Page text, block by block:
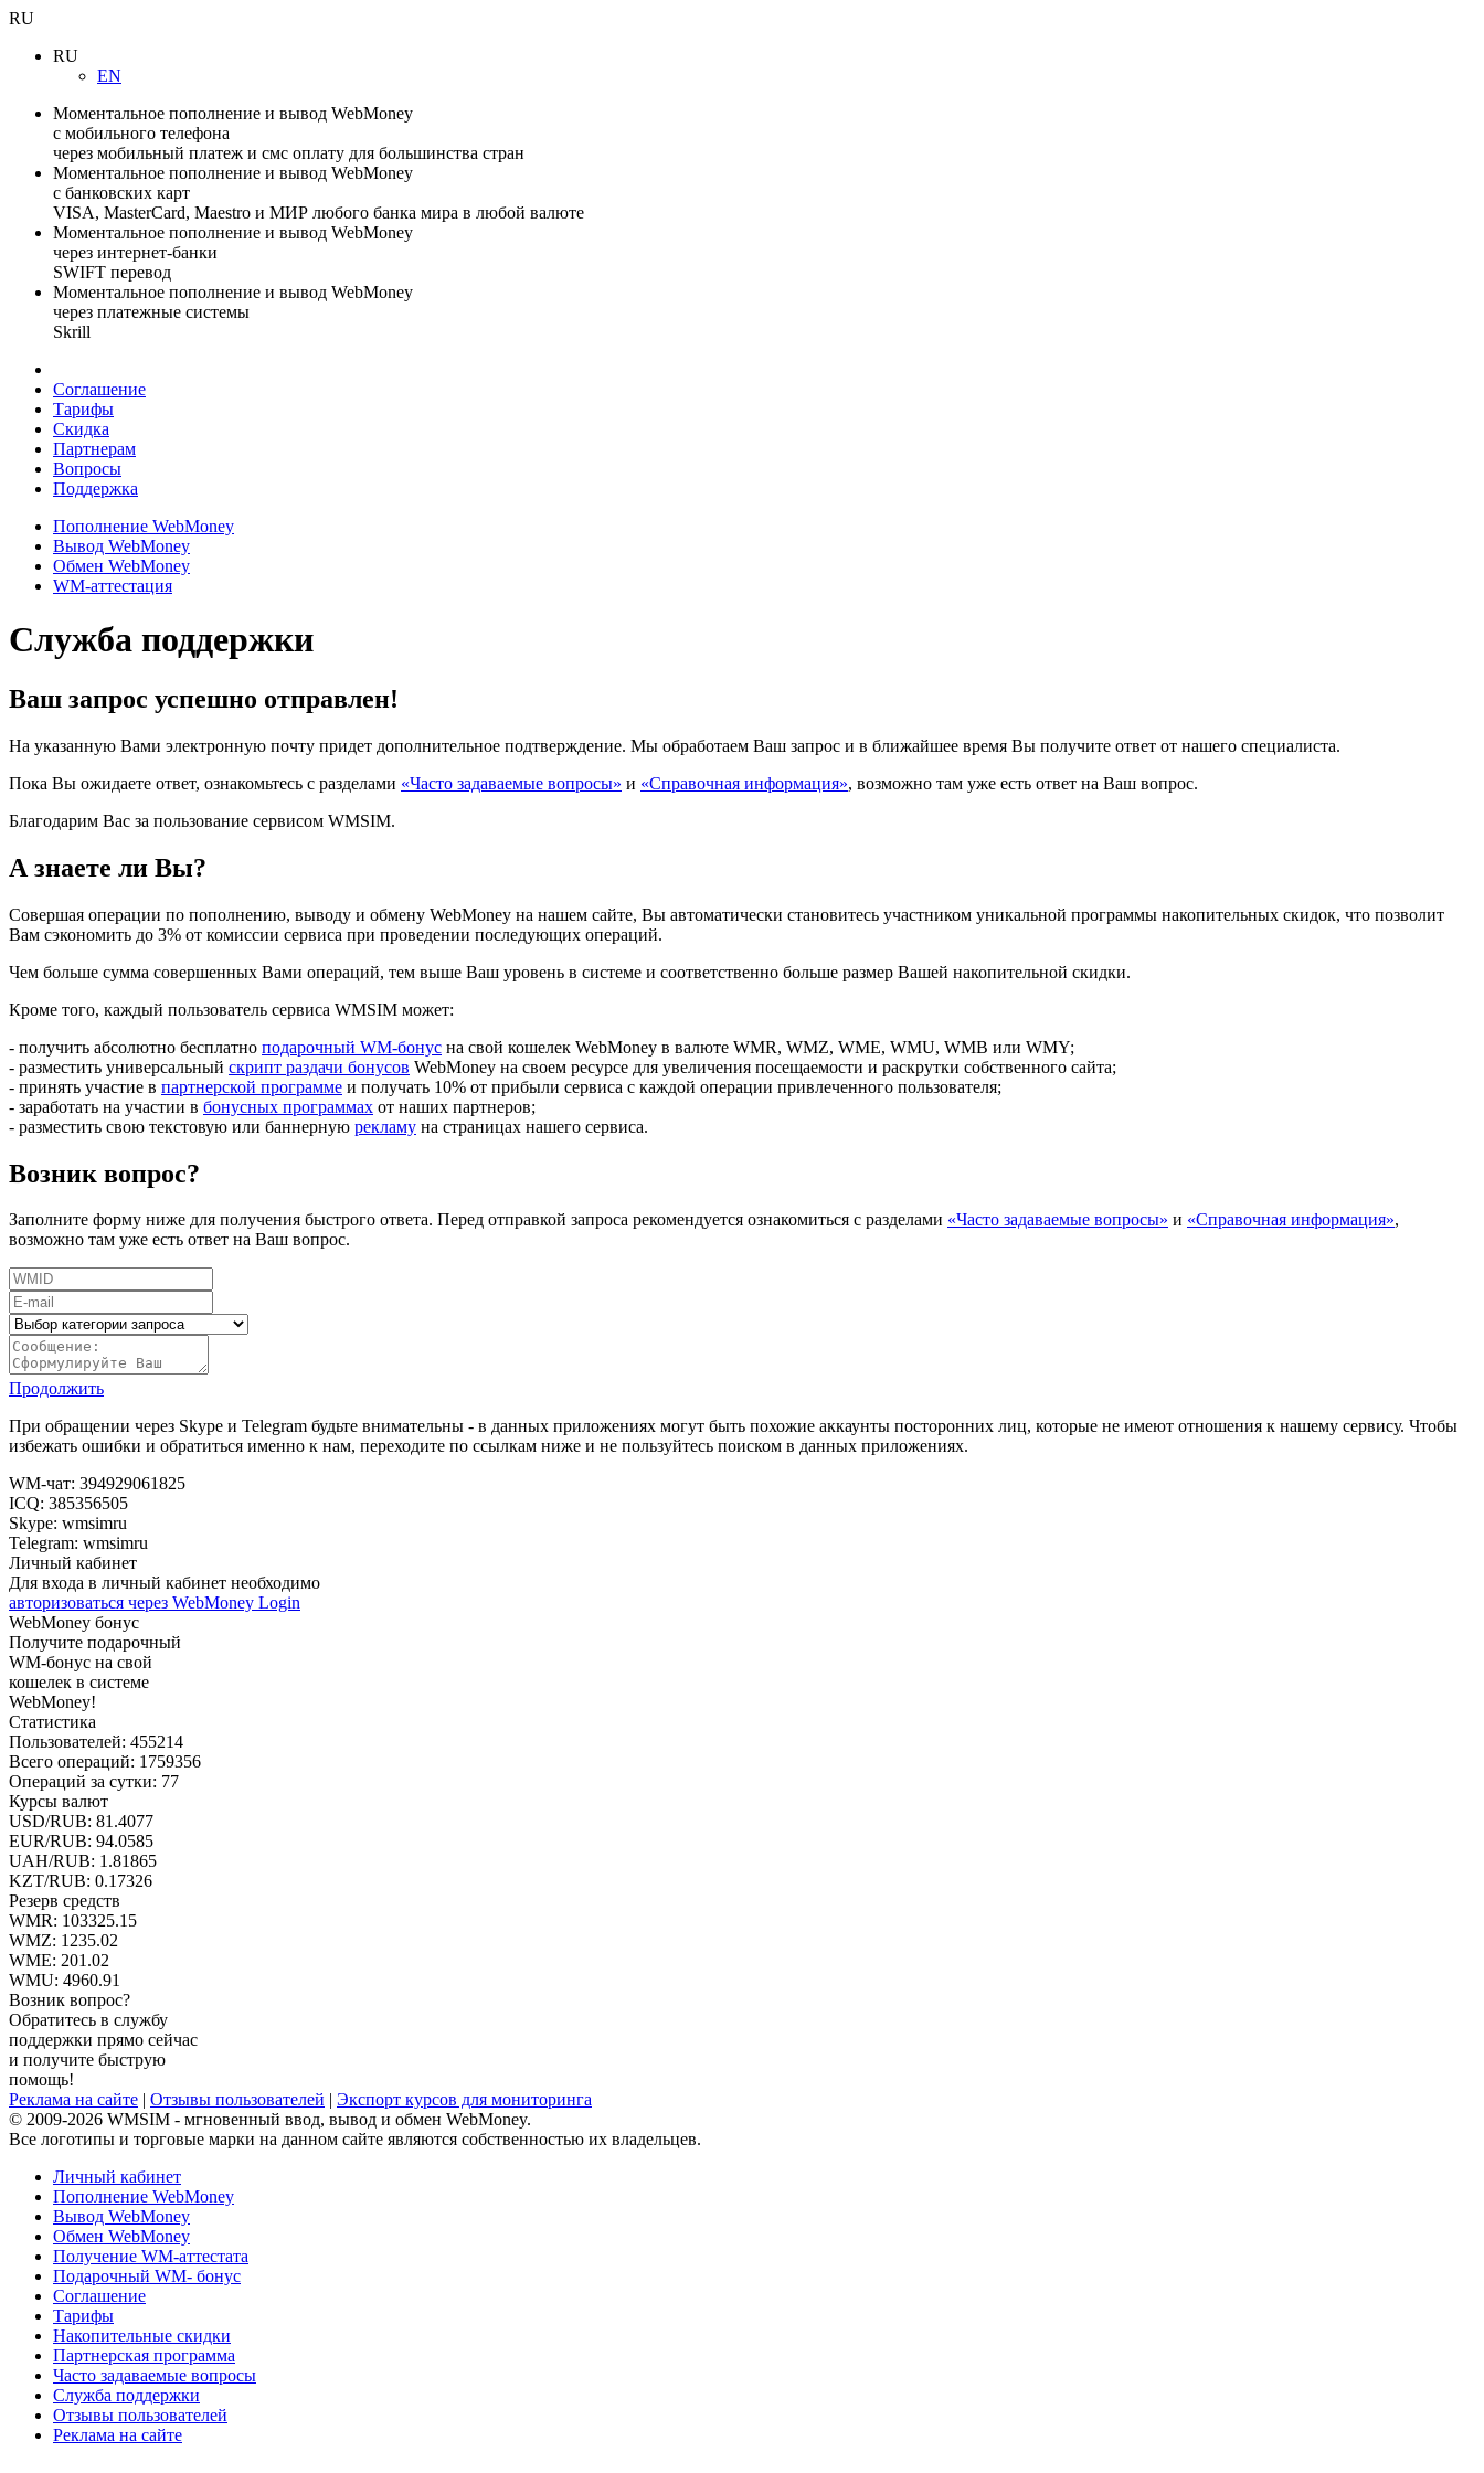
RU
RU
EN
Моментальное пополнение и вывод WebMoney
с мобильного телефона
через мобильный платеж и смс оплату для большинства стран
Моментальное пополнение и вывод WebMoney
с банковских карт
VISA, MasterCard, Maestro и МИР любого банка мира в любой валюте
Моментальное пополнение и вывод WebMoney
через интернет-банки
SWIFT перевод
Моментальное пополнение и вывод WebMoney
через платежные системы
Skrill
Соглашение
Тарифы
Скидка
Партнерам
Вопросы
Поддержка
Пополнение WebMoney
Вывод WebMoney
Обмен WebMoney
WM-аттестация
Служба поддержки
Ваш запрос успешно отправлен!
На указанную Вами электронную почту придет дополнительное подтверждение. Мы обработаем Ваш запрос и в ближайшее время Вы получите ответ от нашего специалиста.
Пока Вы ожидаете ответ, ознакомьтесь с разделами «Часто задаваемые вопросы» и «Справочная информация», возможно там уже есть ответ на Ваш вопрос.
Благодарим Вас за пользование сервисом WMSIM.
А знаете ли Вы?
Совершая операции по пополнению, выводу и обмену WebMoney на нашем сайте, Вы автоматически становитесь участником уникальной программы накопительных скидок, что позволит
Вам сэкономить до 3% от комиссии сервиса при проведении последующих операций.
Чем больше сумма совершенных Вами операций, тем выше Ваш уровень в системе и соответственно больше размер Вашей накопительной скидки.
Кроме того, каждый пользователь сервиса WMSIM может:
- получить абсолютно бесплатно подарочный WM-бонус на свой кошелек WebMoney в валюте WMR, WMZ, WME, WMU, WMB или WMY;
- разместить универсальный скрипт раздачи бонусов WebMoney на своем ресурсе для увеличения посещаемости и раскрутки собственного сайта;
- принять участие в партнерской программе и получать 10% от прибыли сервиса с каждой операции привлеченного пользователя;
- заработать на участии в бонусных программах от наших партнеров;
- разместить свою текстовую или баннерную рекламу на страницах нашего сервиса.
Возник вопрос?
Заполните форму ниже для получения быстрого ответа. Перед отправкой запроса рекомендуется ознакомиться с разделами «Часто задаваемые вопросы» и «Справочная информация»,
возможно там уже есть ответ на Ваш вопрос.
Продолжить
При обращении через Skype и Telegram будьте внимательны - в данных приложениях могут быть похожие аккаунты посторонних лиц, которые не имеют отношения к нашему сервису. Чтобы
избежать ошибки и обратиться именно к нам, переходите по ссылкам ниже и не пользуйтесь поиском в данных приложениях.
WM-чат: 394929061825
ICQ: 385356505
Skype: wmsimru
Telegram: wmsimru
Личный кабинет
Для входа в личный кабинет необходимо
авторизоваться через WebMoney Login
WebMoney бонус
Получите подарочный
WM-бонус на свой
кошелек в системе
WebMoney!
Статистика
Пользователей: 455214
Всего операций: 1759356
Операций за сутки: 77
Курсы валют
USD/RUB: 81.4077
EUR/RUB: 94.0585
UAH/RUB: 1.81865
KZT/RUB: 0.17326
Резерв средств
WMR: 103325.15
WMZ: 1235.02
WME: 201.02
WMU: 4960.91
Возник вопрос?
Обратитесь в службу
поддержки прямо сейчас
и получите быструю
помощь!
Реклама на сайте | Отзывы пользователей | Экспорт курсов для мониторинга
© 2009-2026 WMSIM - мгновенный ввод, вывод и обмен WebMoney.
Все логотипы и торговые марки на данном сайте являются собственностью их владельцев.
Личный кабинет
Пополнение WebMoney
Вывод WebMoney
Обмен WebMoney
Получение WM-аттестата
Подарочный WM- бонус
Соглашение
Тарифы
Накопительные скидки
Партнерская программа
Часто задаваемые вопросы
Служба поддержки
Отзывы пользователей
Реклама на сайте